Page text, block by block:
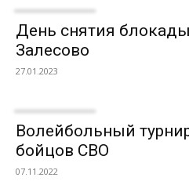
День снятия
Залесово
27.01.2023
Волейбольный
бойцов СВО
07.11.2022